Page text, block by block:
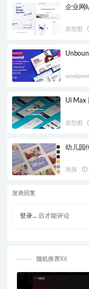
企业网
原型图
Ui Max
原型图
幼儿园
海报
发表回复
登录... 后才能评论
随机推荐X6